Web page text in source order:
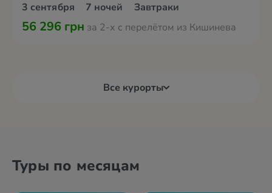
3 сентября 7 ночей Завтраки
56 296 грн за 2-х с перелётом из Кишинева
Все курорты
Туры по месяцам